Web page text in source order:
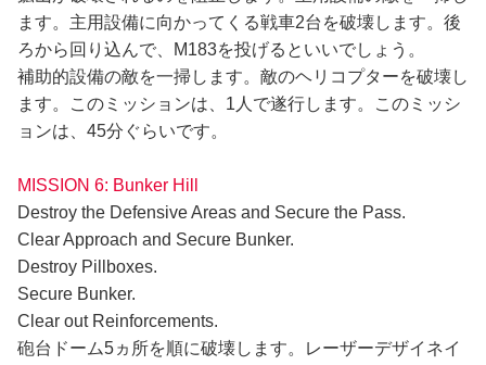
ます。主用設備に向かってくる戦車2台を破壊します。後
ろから回り込んで、M183を投げるといいでしょう。
補助的設備の敵を一掃します。敵のヘリコプターを破壊し
ます。このミッションは、1人で遂行します。このミッシ
ョンは、45分ぐらいです。
MISSION 6: Bunker Hill
Destroy the Defensive Areas and Secure the Pass.
Clear Approach and Secure Bunker.
Destroy Pillboxes.
Secure Bunker.
Clear out Reinforcements.
砲台ドーム5ヵ所を順に破壊します。レーザーデザイネイ